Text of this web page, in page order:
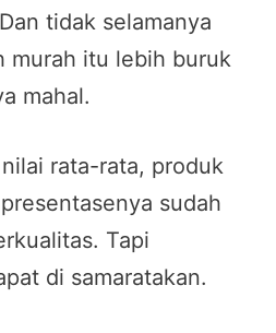
tidak selamanya
murah itu lebih buruk
mahal.
rata-rata, produk
sudah
Tapi
di samaratakan.